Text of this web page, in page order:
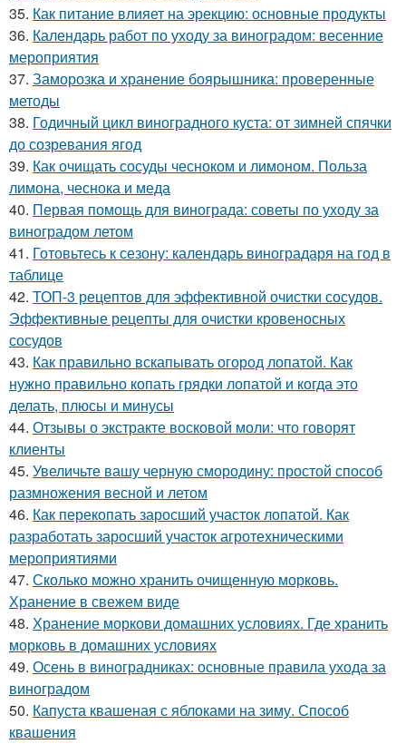
35. Как питание влияет на эрекцию: основные продукты
36. Календарь работ по уходу за виноградом: весенние
мероприятия
37. Заморозка и хранение боярышника: проверенные
методы
38. Годичный цикл виноградного куста: от зимней спячки
до созревания ягод
39. Как очищать сосуды чесноком и лимоном. Польза
лимона, чеснока и меда
40. Первая помощь для винограда: советы по уходу за
виноградом летом
41. Готовьтесь к сезону: календарь виноградаря на год в
таблице
42. ТОП-3 рецептов для эффективной очистки сосудов.
Эффективные рецепты для очистки кровеносных
сосудов
43. Как правильно вскапывать огород лопатой. Как
нужно правильно копать грядки лопатой и когда это
делать, плюсы и минусы
44. Отзывы о экстракте восковой моли: что говорят
клиенты
45. Увеличьте вашу черную смородину: простой способ
размножения весной и летом
46. Как перекопать заросший участок лопатой. Как
разработать заросший участок агротехническими
мероприятиями
47. Сколько можно хранить очищенную морковь.
Хранение в свежем виде
48. Хранение моркови домашних условиях. Где хранить
морковь в домашних условиях
49. Осень в виноградниках: основные правила ухода за
виноградом
50. Капуста квашеная с яблоками на зиму. Способ
квашения